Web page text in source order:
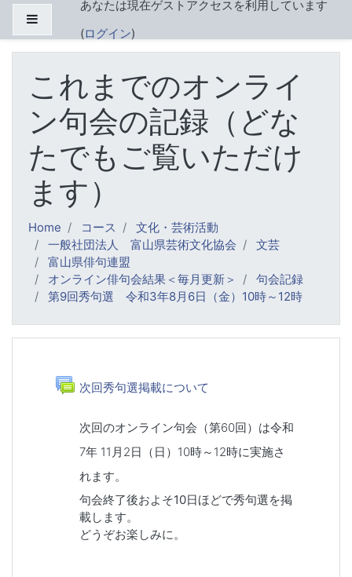
メインコンテンツへスキップする
あなたは現在ゲストアクセスを利用しています
(ログイン)
これまでのオンライ
ン句会の記録（どな
たでもご覧いただけ
ます）
Home コース
文化・芸術活動
一般社団法人 富山県芸術文化協会
文芸
富山県俳句連盟
オンライン俳句会結果＜毎月更新＞
句会記録
第9回秀句選 令和3年8月6日（金）10時～12時
一般 次回秀句選掲載についてフォーラム
次回のオンライン句会（第60回）は令和
7年 11月2日（日）10時～12時に実施さ
れます。
句会終了後およそ10日ほどで秀句選を掲
載します。
どうぞお楽しみに。